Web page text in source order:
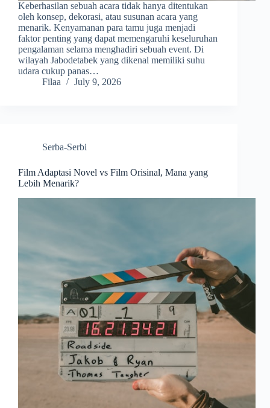
Keberhasilan sebuah acara tidak hanya ditentukan
oleh konsep, dekorasi, atau susunan acara yang
menarik. Kenyamanan para tamu juga menjadi
faktor penting yang dapat memengaruhi keseluruhan
pengalaman selama menghadiri sebuah event. Di
wilayah Jabodetabek yang dikenal memiliki suhu
udara cukup panas…
Filaa
July 9, 2026
Serba-Serbi
Film Adaptasi Novel vs Film Orisinal, Mana yang
Lebih Menarik?